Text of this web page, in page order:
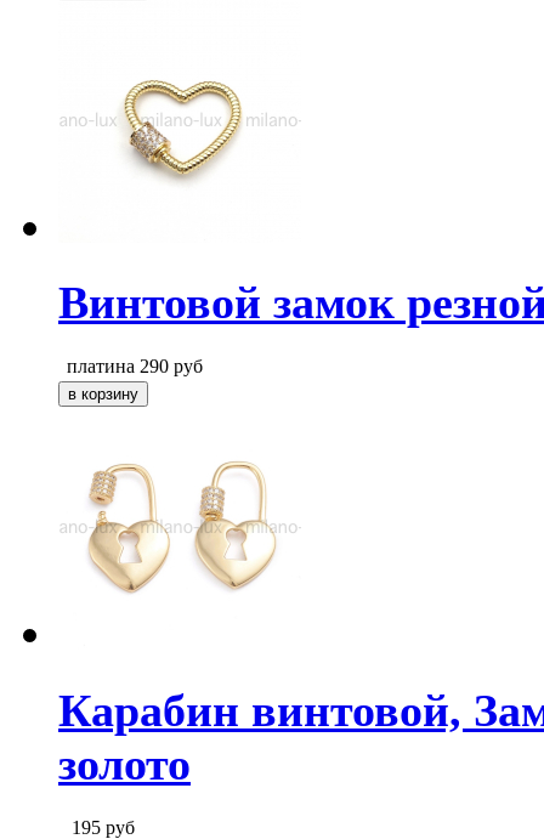
Винтовой замок
платина 290 руб
Карабин винтовой,
золото
195 руб